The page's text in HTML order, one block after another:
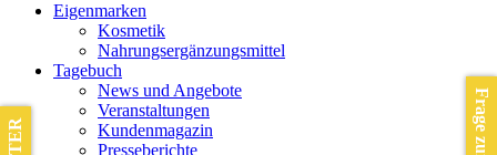
Eigenmarken
Kosmetik
Nahrungsergänzungsmittel
Tagebuch
News und Angebote
Veranstaltungen
Kundenmagazin
Presseberichte